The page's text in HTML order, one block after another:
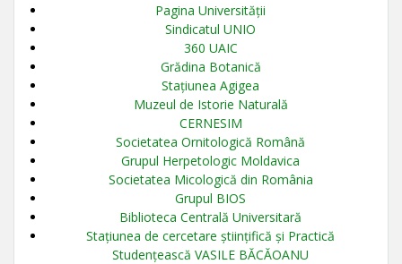
Pagina Universității
Sindicatul UNIO
360 UAIC
Grădina Botanică
Stațiunea Agigea
Muzeul de Istorie Naturală
CERNESIM
Societatea Ornitologică Română
Grupul Herpetologic Moldavica
Societatea Micologică din România
Grupul BIOS
Biblioteca Centrală Universitară
Stațiunea de cercetare științifică și Practică
Studențească VASILE BĂCĂOANU